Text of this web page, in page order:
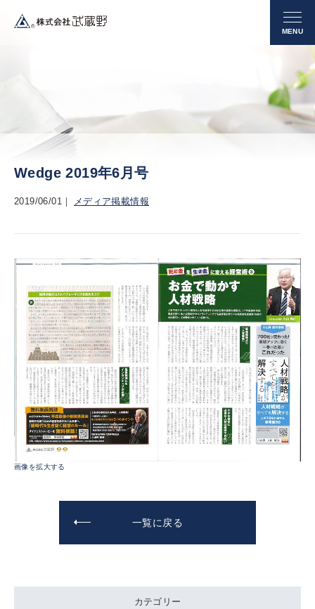
Wedge 2019年6月号
2019/06/01 メディア掲載情報
画像を拡大する
一覧に戻る
カテゴリー